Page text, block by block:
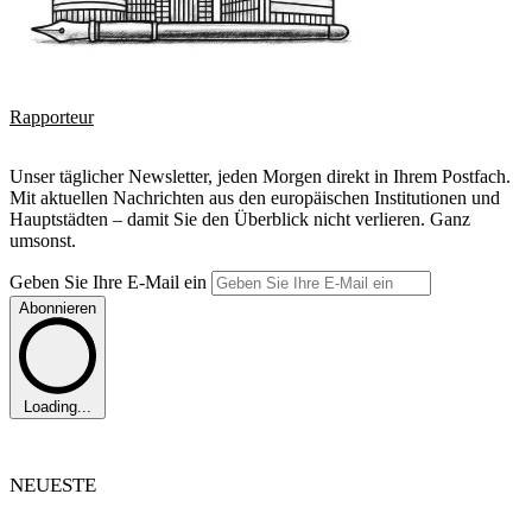
Rapporteur
Unser täglicher Newsletter, jeden Morgen direkt in Ihrem Postfach.
Mit aktuellen Nachrichten aus den europäischen Institutionen und
Hauptstädten – damit Sie den Überblick nicht verlieren. Ganz
umsonst.
Geben Sie Ihre E-Mail ein
Abonnieren
Loading...
NEUESTE